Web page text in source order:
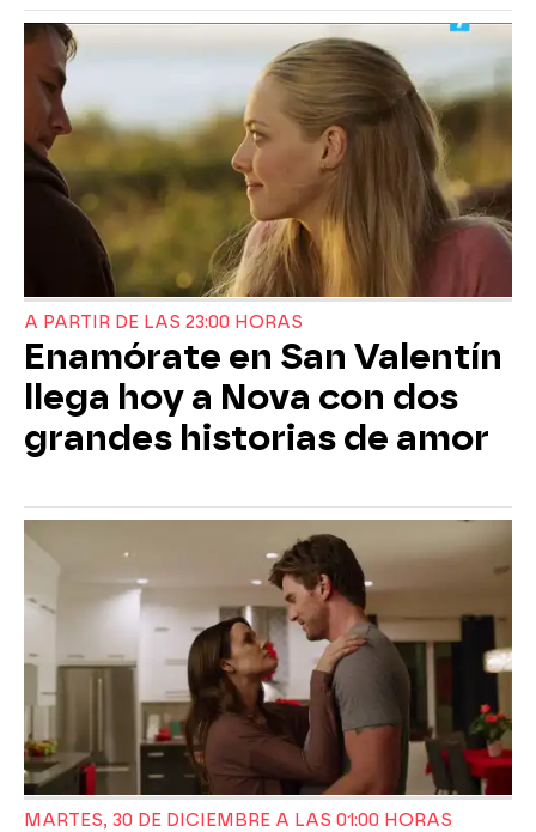
A PARTIR DE LAS 23:00 HORAS
Enamórate en San Valentín
llega hoy a Nova con dos
grandes historias de amor
MARTES, 30 DE DICIEMBRE A LAS 01:00 HORAS